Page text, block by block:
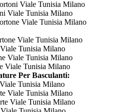
Viale Tunisia Milano
Viale Tunisia Milano
Viale Tunisia Milano
Viale Tunisia Milano
Tunisia Milano
Viale Tunisia Milano
Viale Tunisia Milano
Per Basculanti:
Tunisia Milano
Viale Tunisia Milano
Viale Tunisia Milano